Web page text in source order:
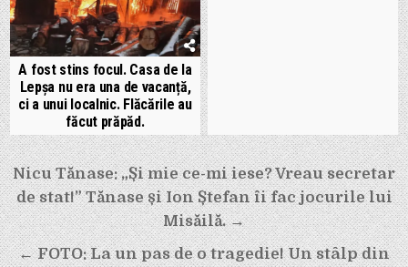
A fost stins focul. Casa de la
Lepșa nu era una de vacanță,
ci a unui localnic. Flăcările au
făcut prăpăd.
Navigare
în
articole
Nicu Tănase: „Și mie ce-mi iese? Vreau secretar
de stat!” Tănase și Ion Ștefan îi fac jocurile lui
Misăilă. →
← FOTO: La un pas de o tragedie! Un stâlp din